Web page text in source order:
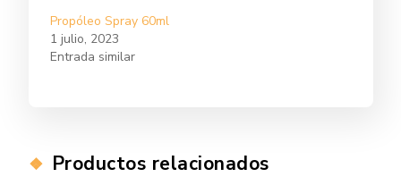
Propóleo Spray 60ml
1 julio, 2023
Entrada similar
Productos relacionados